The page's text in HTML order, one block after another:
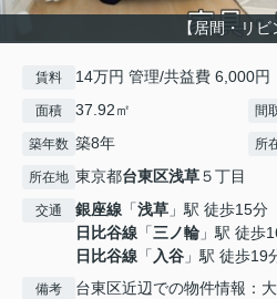
【居間・リビ
賃料 14万円 管理/共益費 6,000円
面積 37.92㎡ 間
築年数 築8年 所
所在地 東京都台東区浅草５丁目
交通 銀座線 「浅草 」駅 徒歩15分
日比谷線 「三ノ輪 」駅 徒歩
日比谷線 「入谷 」駅 徒歩19
備考
台東区近辺での物件情報：